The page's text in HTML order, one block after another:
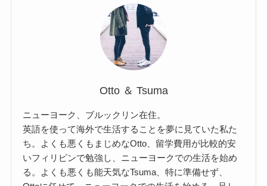
Otto ＆ Tsuma
ニューヨーク、ブルックリン在住。
英語を使って海外で生活することを夢に見ていた私た
ち。よくも悪くもまじめなOtto、留学費用が比較的安
いフィリピンで勉強し、ニューヨークでの生活を始め
る。よくも悪くも能天気なTsuma、特に準備せず、